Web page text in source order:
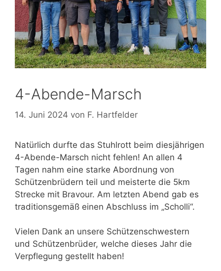
4-Abende-Marsch
14. Juni 2024 von F. Hartfelder
Natürlich durfte das Stuhlrott beim diesjährigen
4-Abende-Marsch nicht fehlen! An allen 4
Tagen nahm eine starke Abordnung von
Schützenbrüdern teil und meisterte die 5km
Strecke mit Bravour. Am letzten Abend gab es
traditionsgemäß einen Abschluss im „Scholli“.
Vielen Dank an unsere Schützenschwestern
und Schützenbrüder, welche dieses Jahr die
Verpflegung gestellt haben!